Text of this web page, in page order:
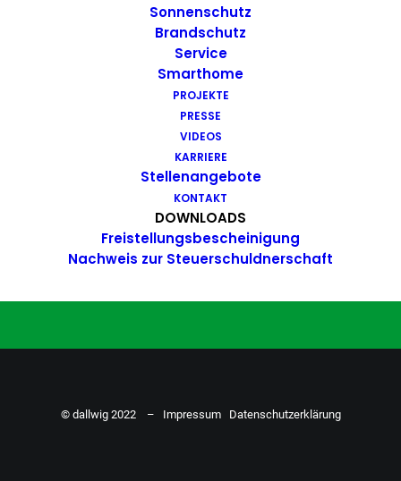
Sonnenschutz
Brandschutz
Service
Smarthome
PROJEKTE
PRESSE
VIDEOS
KARRIERE
Stellenangebote
KONTAKT
DOWNLOADS
Freistellungsbescheinigung
Nachweis zur Steuerschuldnerschaft
Perspektive
Du hast Bock auf einen Job mit
Action. Bewirb dich ganz einfach
ZU DEN STELLENANGEBOTEN
© dallwig 2022 – Impressum Datenschutzerklärung